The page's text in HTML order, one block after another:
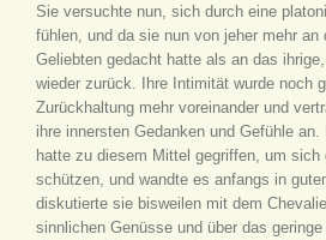
Sie versuchte nun, sich durch eine
fühlen, und da sie nun von jeher mehr an
Geliebten gedacht hatte als an das
wieder zurück. Ihre Intimität wurde noch
Zurückhaltung mehr voreinander und
ihre innersten Gedanken und Gefühle
hatte zu diesem Mittel gegriffen, um
schützen, und wandte es anfangs in
diskutierte sie bisweilen mit dem
sinnlichen Genüsse und über das